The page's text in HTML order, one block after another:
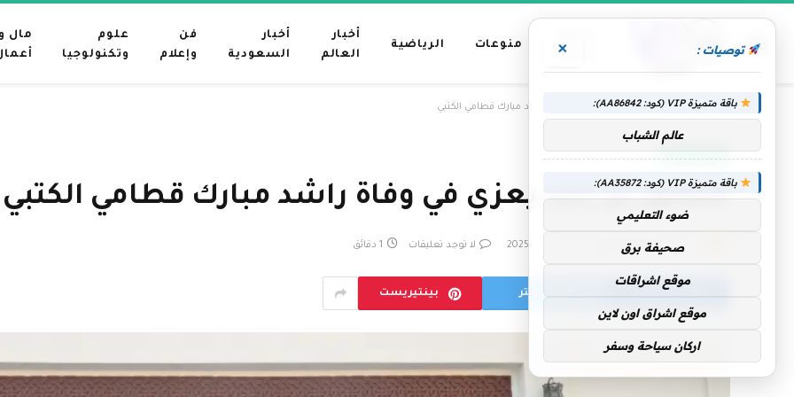
رئيسية
منوعات الرياضية
أخبار
العالم
أخبار
السعودية
فن
وإعلام
علوم
وتكنولوجيا
مال و
الرئيسية » منصور بن زايد يعزي في وفاة راشد مبارك قطامي الكتبي
الإمارات اليوم
منصور بن زايد يعزي في وفاة راشد مبارك قطامي الكتبي
بواسطة فريق التحرير لا توجد تعليقات 1 دقائق
فيسبوك تويتر بينتيريست
توصيات : ×
باقة متميزة VIP (كود: AA86842):
عالم الشباب
باقة متميزة VIP (كود: AA35872):
ضوء التعليمي
صحيفة برق
موقع اشراقات
موقع اشراق اون لاين
اركان سياحة وسفر